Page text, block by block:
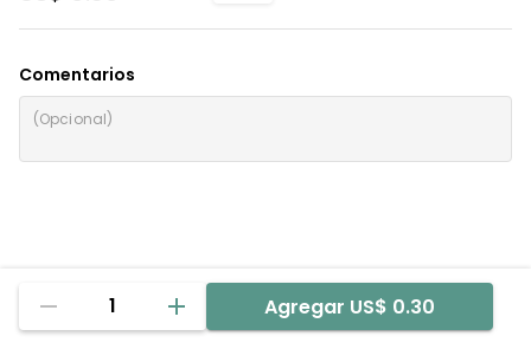
Comentarios
1 Agregar US$ 0.30